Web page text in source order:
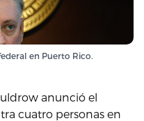
en Puerto Rico.
anunció el
cuatro personas en